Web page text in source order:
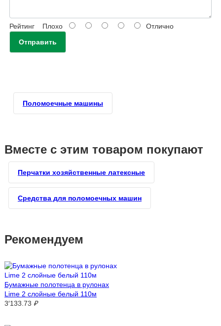
РейтингПлохо
Отлично
Отправить
Поломоечные машины
Вместе с этим товаром покупают
Перчатки хозяйственные латексные
Средства для поломоечных машин
Рекомендуем
Бумажные полотенца в рулонах
Lime 2 слойные белый 110м
3′133.73 ₽